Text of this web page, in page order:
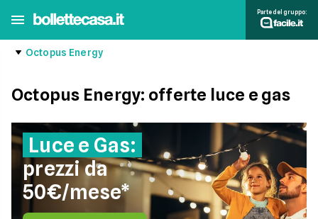
Parte del gruppo:
Octopus Energy
Octopus Energy: offerte luce e gas
Luce e Gas:
prezzi da
50€/mese*